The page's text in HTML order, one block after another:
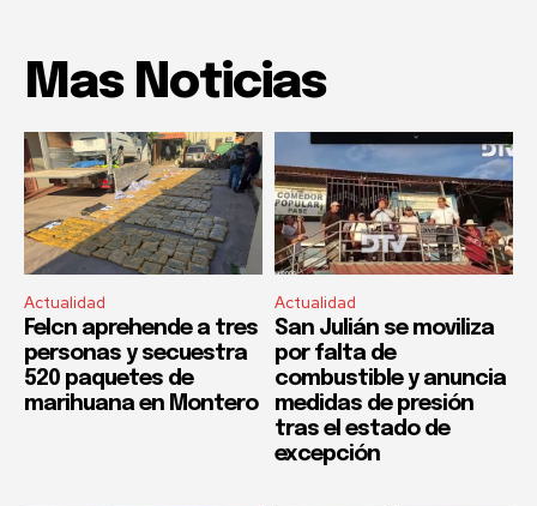
Mas Noticias
Actualidad
Felcn aprehende a tres
personas y secuestra
520 paquetes de
marihuana en Montero
Actualidad
San Julián se moviliza
por falta de
combustible y anuncia
medidas de presión
tras el estado de
excepción